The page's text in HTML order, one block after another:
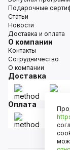
Подарочные
Статьи
Новости
Доставка и оплата
О компании
Контакты
Сотрудничество
О компании
Доставка
Оплата